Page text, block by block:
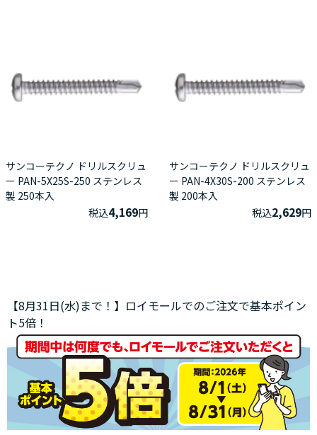
サンコーテクノ ドリルスクリュ
ー PAN-5X25S-250 ステンレス
製 250本入
税込4,169円
サンコーテクノ ドリルスクリュ
ー PAN-4X30S-200 ステンレス
製 200本入
税込2,629円
【8月31日(水)まで！】ロイモールでのご注文で基本ポイン
ト5倍！